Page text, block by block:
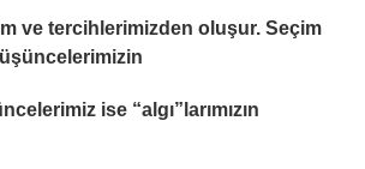
ve tercihlerimizden oluşur. Seçim
ise “algı”larımızın